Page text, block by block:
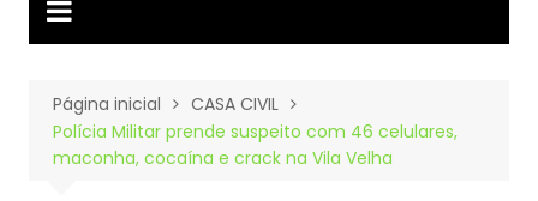
Página inicial
CASA CIVIL
Polícia Militar prende suspeito com 46 celulares,
maconha, cocaína e crack na Vila Velha